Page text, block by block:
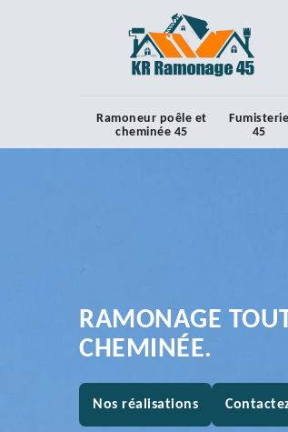
Ramoneur poêle et
cheminée 45
Fumisterie
45
RAMONAGE
CHEMINÉE.
Nos réalisations